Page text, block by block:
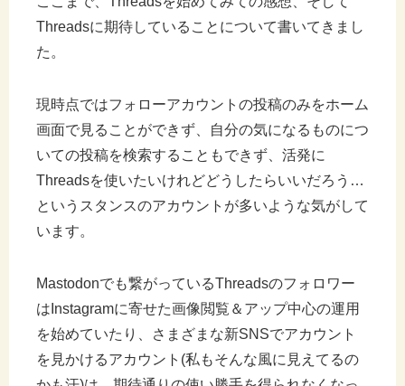
Threadsに期待していることについて書いてきまし
た。
現時点ではフォローアカウントの投稿のみをホーム
画面で見ることができず、自分の気になるものにつ
いての投稿を検索することもできず、活発に
Threadsを使いたいけれどどうしたらいいだろう…
というスタンスのアカウントが多いような気がして
います。
Mastodonでも繋がっているThreadsのフォロワー
はInstagramに寄せた画像閲覧＆アップ中心の運用
を始めていたり、さまざまな新SNSでアカウント
を見かけるアカウント(私もそんな風に見えてるの